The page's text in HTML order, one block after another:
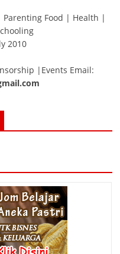
Food | Health |
2010
|Events Email: